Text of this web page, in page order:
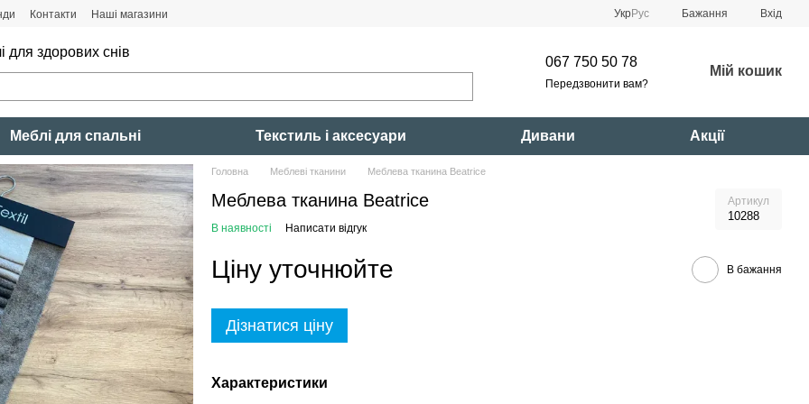
Контакти Наші магазини УкрРус Бажання Вхід
для здорових снів
067 750 50 78
Передзвонити вам?
Мій кошик
Меблі для спальні Текстиль і аксесуари Дивани Акції
Головна Меблеві тканини Меблева тканина Beatrice
Меблева тканина Beatrice Артикул
10288
В наявності Написати відгук
Ціну уточнюйте В бажання
Дізнатися ціну
Характеристики